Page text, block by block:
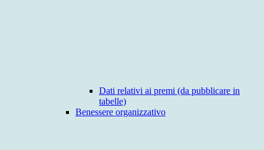
Dati relativi ai premi (da pubblicare in
tabelle)
Benessere organizzativo